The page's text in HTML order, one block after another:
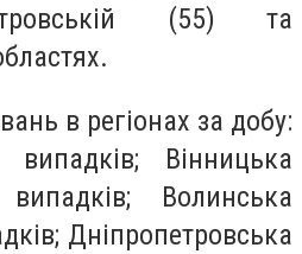
(55) та
в регіонах за добу:
Вінницька
Волинська
Дніпропетровська